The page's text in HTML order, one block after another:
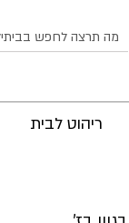
לחפש
ריהוט לבית